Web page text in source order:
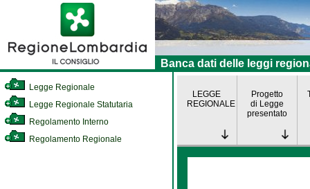
Banca dati delle leggi
Legge Regionale
Legge Regionale Statutaria
Regolamento Interno
Regolamento Regionale
LEGGE
REGIONALE
Progetto
di Legge
presentato